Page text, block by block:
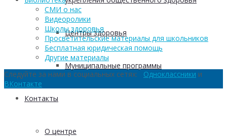
Центры здоровья
Муниципальные программы
Контакты
О центре
СМИ о нас
Видеоролики
Школы здоровья
Просветительские материалы для школьников
Бесплатная юридическая помощь
Другие материалы
Следуйте за нами в социальных сетях: Одноклассники и
ВКонтакте